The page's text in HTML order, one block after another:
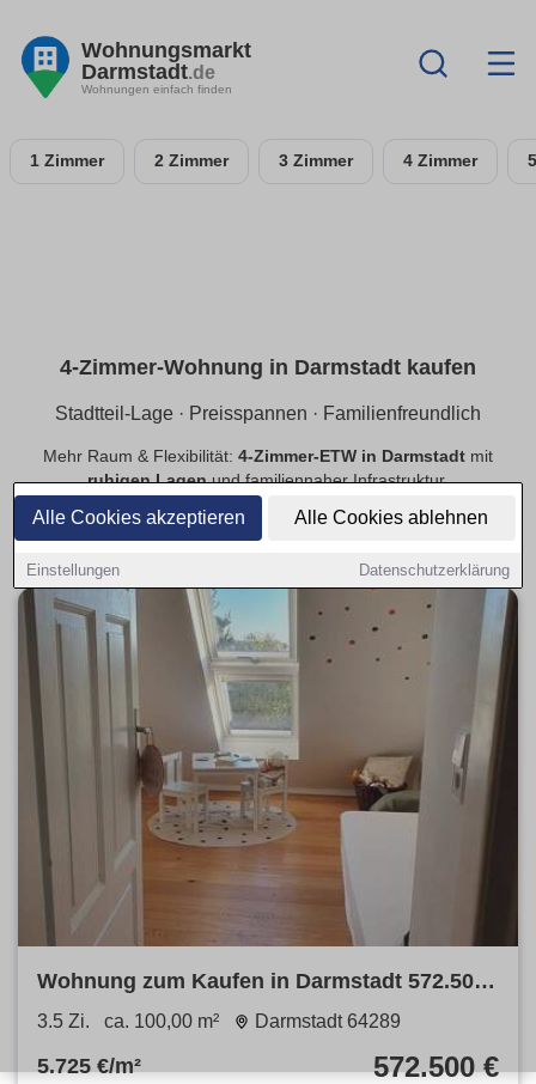
Alle Cookies akzeptieren Alle Cookies ablehnen
Einstellungen Datenschutzerklärung
Wohnungsmarkt
Darmstadt.de
Wohnungen einfach finden
1 Zimmer 2 Zimmer 3 Zimmer 4 Zimmer
4-Zimmer-Wohnung in Darmstadt kaufen
Stadtteil-Lage · Preisspannen · Familienfreundlich
Mehr Raum & Flexibilität: 4-Zimmer-ETW in Darmstadt mit
ruhigen Lagenund familiennaher Infrastruktur.
provisionsfrei
Vergleich.
Wohnung zum Kaufen in Darmstadt 572.500
€ 100 m²
3.5 Zi. ca. 100,00 m² Darmstadt 64289
5.725 €/m² 572.500 €